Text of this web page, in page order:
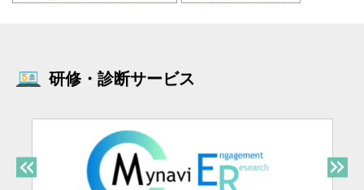
研修・診断サービス